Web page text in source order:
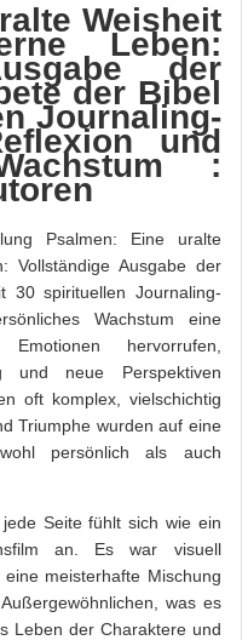
Weisheit
Leben:
der
der Bibel
Journaling-
und
:
Psalmen: Eine uralte
Vollständige Ausgabe der
30 spirituellen Journaling-
Wachstum eine
hervorrufen,
und neue Perspektiven
oft komplex, vielschichtig
Triumphe wurden auf eine
persönlich als auch
Seite fühlt sich wie ein
an. Es war visuell
meisterhafte Mischung
was es
Leben der Charaktere und